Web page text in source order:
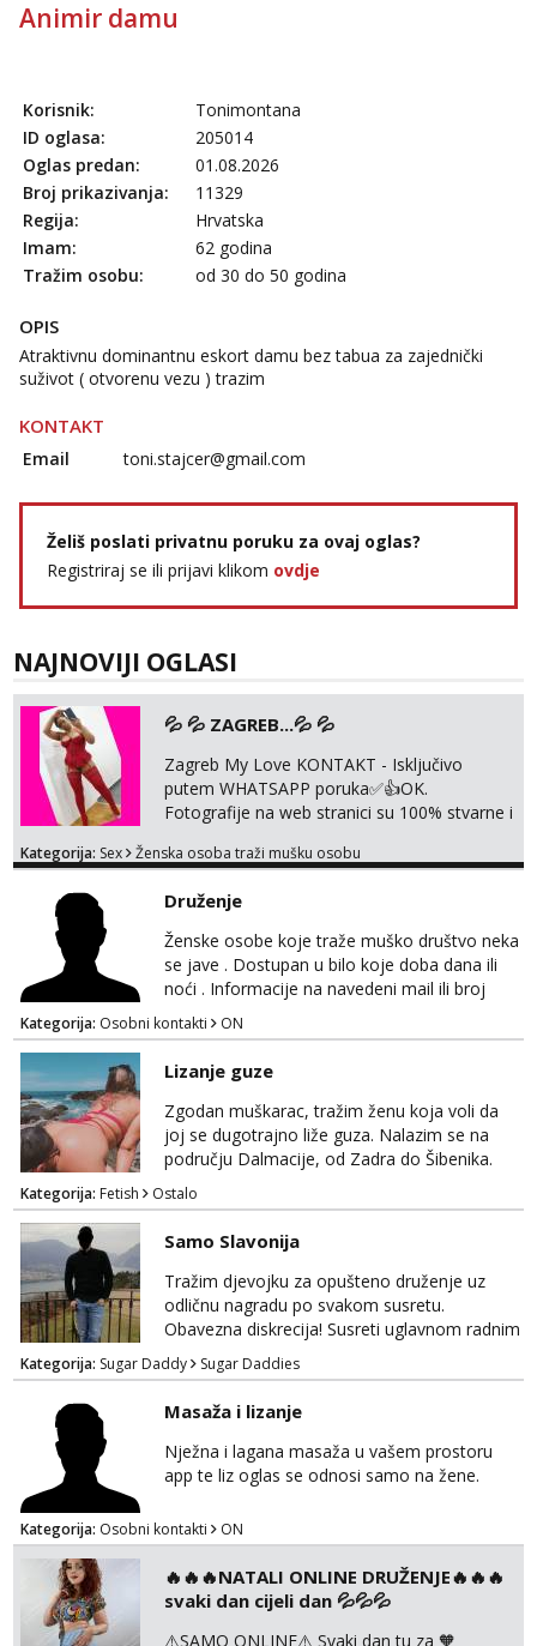
Kristina
Razgovaram :)
Učiteljica iz predgrađa traži...
064/677-677- Kod: #160
tel:0,93€ - mob:1,12€ min
tel:0,93€ - mob:1,12€ min
Vanesa
Čekam tvoj poziv!
tel:0,93€ - mob:1,12€ min
Lili
tel:0,93€ - mob:1,12€ min
Čekam tvoj poziv!
Tel:064/677-677- Kod: #108
tel:0,93€ - mob:1,12€ min
Čekam tvoj poziv!
tel:0,93€ - mob:1,12€ min
Anđela
Čekam tvoj poziv!
Tel: 064/677-677 - Kod: #142
tel:0,93€ - mob:1,12€ min
Animir damu
Korisnik:
Tonimontana
ID oglasa:
205014
Oglas predan:
01.08.2026
Broj prikazivanja:
11329
Regija:
Hrvatska
Imam:
62 godina
Tražim osobu:
od 30 do 50 godina
OPIS
Atraktivnu dominantnu eskort damu bez tabua za zajednički
suživot ( otvorenu vezu ) trazim
KONTAKT
Email toni.stajcer@gmail.com
Želiš poslati privatnu poruku za ovaj oglas?
Registriraj se ili prijavi klikom ovdje
NAJNOVIJI OGLASI
💦 💦 ZAGREB...💦 💦
Zagreb My Love KONTAKT - Isključivo
putem WHATSAPP poruka✅️👍OK.
Fotografije na web stranici su 100% stvarne i
dobrodošli! Ali informacije ću vam poslati
stanu; čista kupaonica i ručnici za vas prije ili
poslije masaže, nalazim se u centru grada. 🚫
NE POZIVI ,❌️ NE SEXCAM, ❌️NE
SEXCHATTING🚫...
Kategorija: Sex Ženska osoba traži mušku osobu
Druženje
Ženske osobe koje traže muško društvo neka
se jave . Dostupan u bilo koje doba dana ili
noći . Informacije na navedeni mail ili broj
mobitela.
Kategorija: Osobni kontakti ON
Lizanje guze
Zgodan muškarac, tražim ženu koja voli da
joj se dugotrajno liže guza. Nalazim se na
području Dalmacije, od Zadra do Šibenika.
Kategorija: Fetish Ostalo
Samo Slavonija
Tražim djevojku za opušteno druženje uz
odličnu nagradu po svakom susretu.
Obavezna diskrecija! Susreti uglavnom radnim
danima tijekom dana ali nije uvjet. Samo
Slavonija. osmarios984@gmail.com
Kategorija: Sugar Daddy Sugar Daddies
Masaža i lizanje
Nježna i lagana masaža u vašem prostoru
app te liz oglas se odnosi samo na žene.
Kategorija: Osobni kontakti ON
🔥🔥🔥NATALI ONLINE DRUŽENJE🔥🔥🔥
svaki dan cijeli dan 💦💦💦
⚠️SAMO ONLINE⚠️ Svaki dan tu za 🧡